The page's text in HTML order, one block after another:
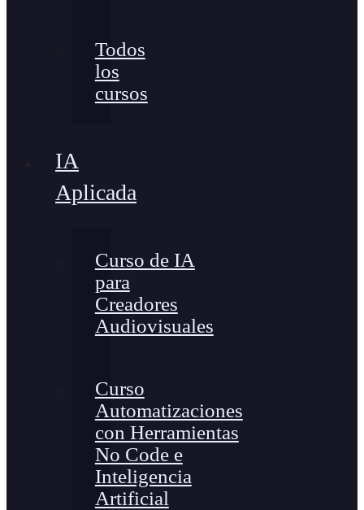
Todos
los
cursos
IA
Aplicada
Curso de IA
para
Creadores
Audiovisuales
Curso
Automatizaciones
con Herramientas
No Code e
Inteligencia
Artificial